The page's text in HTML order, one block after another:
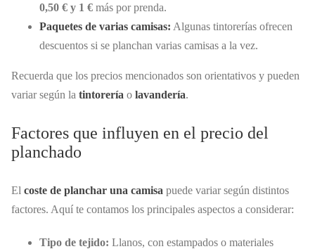
0,50 € y 1 € más por prenda.
Paquetes de varias camisas: Algunas tintorerías ofrecen
descuentos si se planchan varias camisas a la vez.
Recuerda que los precios mencionados son orientativos y pueden
variar según la tintorería o lavandería.
Factores que influyen en el precio del
planchado
El coste de planchar una camisa puede variar según distintos
factores. Aquí te contamos los principales aspectos a considerar:
Tipo de tejido: Llanos, con estampados o materiales